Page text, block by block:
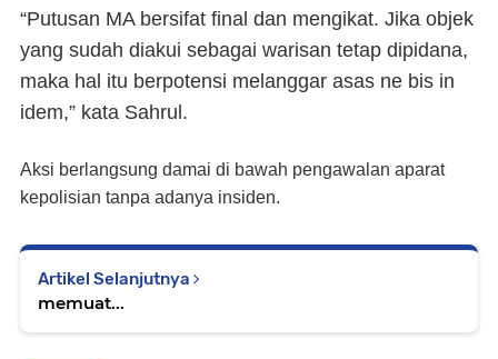
“Putusan MA bersifat final dan mengikat. Jika objek
yang sudah diakui sebagai warisan tetap dipidana,
maka hal itu berpotensi melanggar asas ne bis in
idem,” kata Sahrul.
Aksi berlangsung damai di bawah pengawalan aparat
kepolisian tanpa adanya insiden.
Artikel Selanjutnya
memuat...